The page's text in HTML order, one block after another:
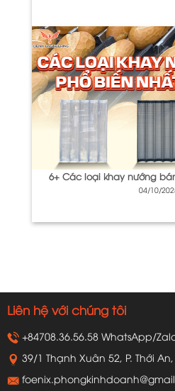
6+ Các loại khay nướng
04/10/
Liên hệ với chúng tôi
+84708.36.56.58 WhatsApp/
39/1 Thạnh Xuân 52, P. Thới